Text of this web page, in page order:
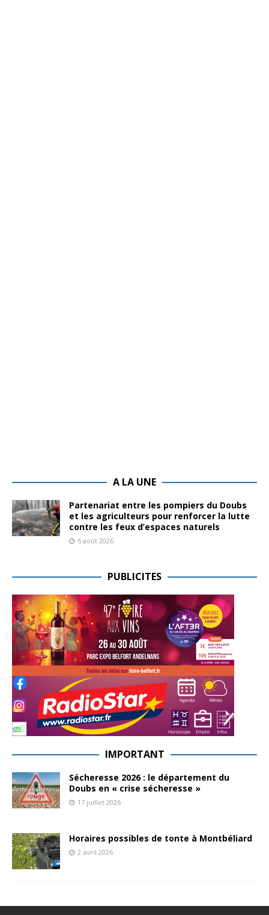
A LA UNE
Partenariat entre les pompiers du Doubs
et les agriculteurs pour renforcer la lutte
contre les feux d’espaces naturels
6 août 2026
PUBLICITES
IMPORTANT
Sécheresse 2026 : le département du
Doubs en « crise sécheresse »
17 juillet 2026
Horaires possibles de tonte à Montbéliard
2 avril 2026